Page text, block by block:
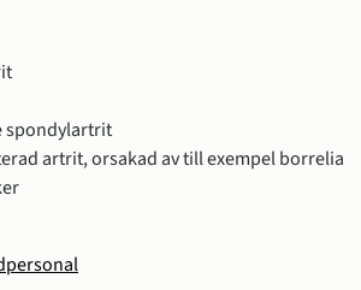
spondylartrit
artrit, orsakad av till exempel borrelia